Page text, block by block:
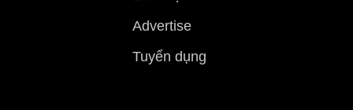
Advertise
Tuyển dụng